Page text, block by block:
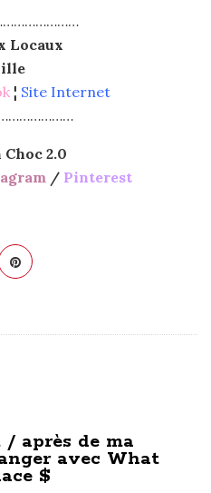
Locaux
¦ Site Internet
2.0
/ Pinterest
/ après de ma
avec What
$